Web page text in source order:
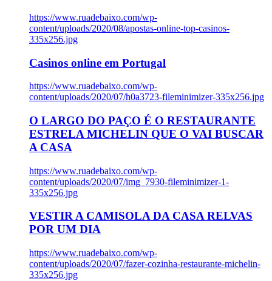
https://www.ruadebaixo.com/wp-
content/uploads/2020/08/apostas-online-top-casinos-
335x256.jpg
Casinos online em Portugal
https://www.ruadebaixo.com/wp-
content/uploads/2020/07/h0a3723-fileminimizer-335x256.jpg
O LARGO DO PAÇO É O RESTAURANTE
ESTRELA MICHELIN QUE O VAI BUSCAR
A CASA
https://www.ruadebaixo.com/wp-
content/uploads/2020/07/img_7930-fileminimizer-1-
335x256.jpg
VESTIR A CAMISOLA DA CASA RELVAS
POR UM DIA
https://www.ruadebaixo.com/wp-
content/uploads/2020/07/fazer-cozinha-restaurante-michelin-
335x256.jpg